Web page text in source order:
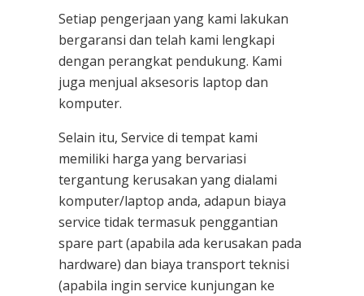
Setiap pengerjaan yang kami lakukan
bergaransi dan telah kami lengkapi
dengan perangkat pendukung. Kami
juga menjual aksesoris laptop dan
komputer.
Selain itu, Service di tempat kami
memiliki harga yang bervariasi
tergantung kerusakan yang dialami
komputer/laptop anda, adapun biaya
service tidak termasuk penggantian
spare part (apabila ada kerusakan pada
hardware) dan biaya transport teknisi
(apabila ingin service kunjungan ke